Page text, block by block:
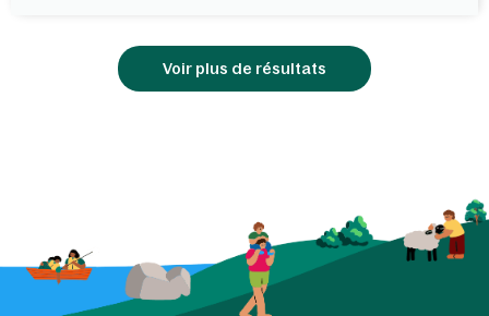
Voir plus de résultats